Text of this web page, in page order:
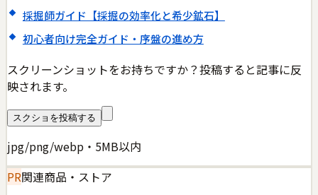
採掘師ガイド【採掘の効率化と希少鉱石】
初心者向け完全ガイド・序盤の進め方
スクリーンショットをお持ちですか？投稿すると記事に反
映されます。
スクショを投稿する
jpg/png/webp・5MB以内
PR関連商品・ストア